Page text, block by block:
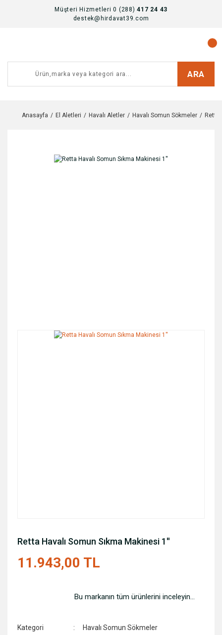
Müşteri Hizmetleri 0 (288)417 24 43
destek@hirdavat39.com
ARA
Anasayfa El Aletleri Havalı Aletler Havalı Somun Sökmeler Retta
Retta Havalı Somun Sıkma Makinesi 1''
11.943,00 TL
Bu markanın tüm ürünlerini inceleyin...
Kategori
Havalı Somun Sökmeler